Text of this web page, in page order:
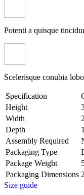
Potenti a quisque
Scelerisque conubia
Specification
Height
Width
Depth
Assembly Required
Packaging Type
Package Weight
Packaging Dimensions
Size guide